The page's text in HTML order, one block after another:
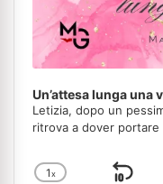
Un’attesa lunga una
Letizia, dopo un
ritrova a dover portare
1x